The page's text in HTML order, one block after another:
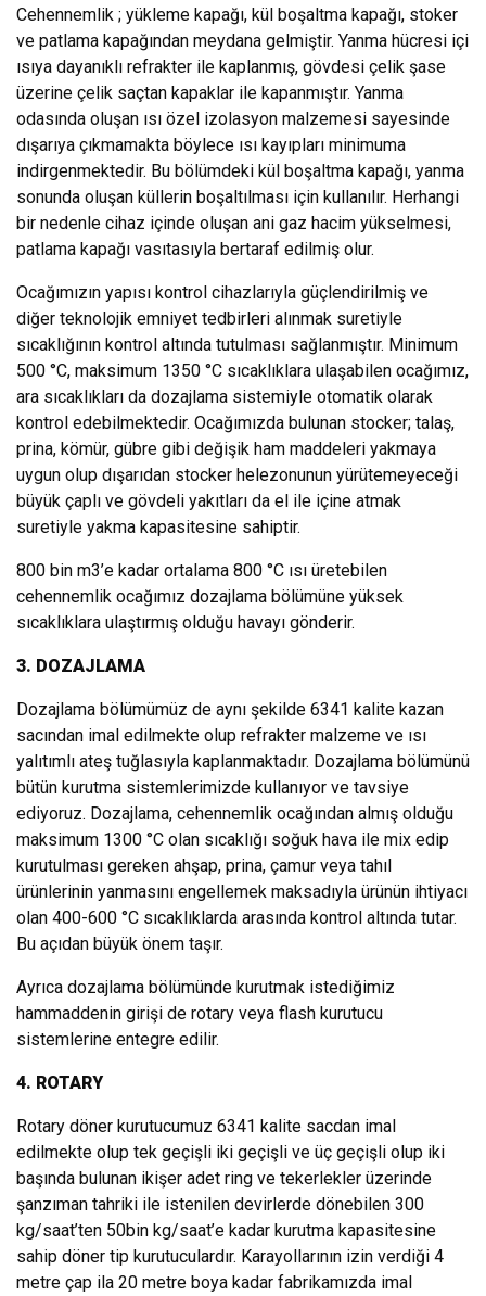
Cehennemlik ; yükleme kapağı, kül boşaltma kapağı, stoker
ve patlama kapağından meydana gelmiştir. Yanma hücresi içi
ısıya dayanıklı refrakter ile kaplanmış, gövdesi çelik şase
üzerine çelik saçtan kapaklar ile kapanmıştır. Yanma
odasında oluşan ısı özel izolasyon malzemesi sayesinde
dışarıya çıkmamakta böylece ısı kayıpları minimuma
indirgenmektedir. Bu bölümdeki kül boşaltma kapağı, yanma
sonunda oluşan küllerin boşaltılması için kullanılır. Herhangi
bir nedenle cihaz içinde oluşan ani gaz hacim yükselmesi,
patlama kapağı vasıtasıyla bertaraf edilmiş olur.
Ocağımızın yapısı kontrol cihazlarıyla güçlendirilmiş ve
diğer teknolojik emniyet tedbirleri alınmak suretiyle
sıcaklığının kontrol altında tutulması sağlanmıştır. Minimum
500 °C, maksimum 1350 °C sıcaklıklara ulaşabilen ocağımız,
ara sıcaklıkları da dozajlama sistemiyle otomatik olarak
kontrol edebilmektedir. Ocağımızda bulunan stocker; talaş,
prina, kömür, gübre gibi değişik ham maddeleri yakmaya
uygun olup dışarıdan stocker helezonunun yürütemeyeceği
büyük çaplı ve gövdeli yakıtları da el ile içine atmak
suretiyle yakma kapasitesine sahiptir.
800 bin m3’e kadar ortalama 800 °C ısı üretebilen
cehennemlik ocağımız dozajlama bölümüne yüksek
sıcaklıklara ulaştırmış olduğu havayı gönderir.
3. DOZAJLAMA
Dozajlama bölümümüz de aynı şekilde 6341 kalite kazan
sacından imal edilmekte olup refrakter malzeme ve ısı
yalıtımlı ateş tuğlasıyla kaplanmaktadır. Dozajlama bölümünü
bütün kurutma sistemlerimizde kullanıyor ve tavsiye
ediyoruz. Dozajlama, cehennemlik ocağından almış olduğu
maksimum 1300 °C olan sıcaklığı soğuk hava ile mix edip
kurutulması gereken ahşap, prina, çamur veya tahıl
ürünlerinin yanmasını engellemek maksadıyla ürünün ihtiyacı
olan 400-600 °C sıcaklıklarda arasında kontrol altında tutar.
Bu açıdan büyük önem taşır.
Ayrıca dozajlama bölümünde kurutmak istediğimiz
hammaddenin girişi de rotary veya flash kurutucu
sistemlerine entegre edilir.
4. ROTARY
Rotary döner kurutucumuz 6341 kalite sacdan imal
edilmekte olup tek geçişli iki geçişli ve üç geçişli olup iki
başında bulunan ikişer adet ring ve tekerlekler üzerinde
şanzıman tahriki ile istenilen devirlerde dönebilen 300
kg/saat’ten 50bin kg/saat’e kadar kurutma kapasitesine
sahip döner tip kurutuculardır. Karayollarının izin verdiği 4
metre çap ila 20 metre boya kadar fabrikamızda imal